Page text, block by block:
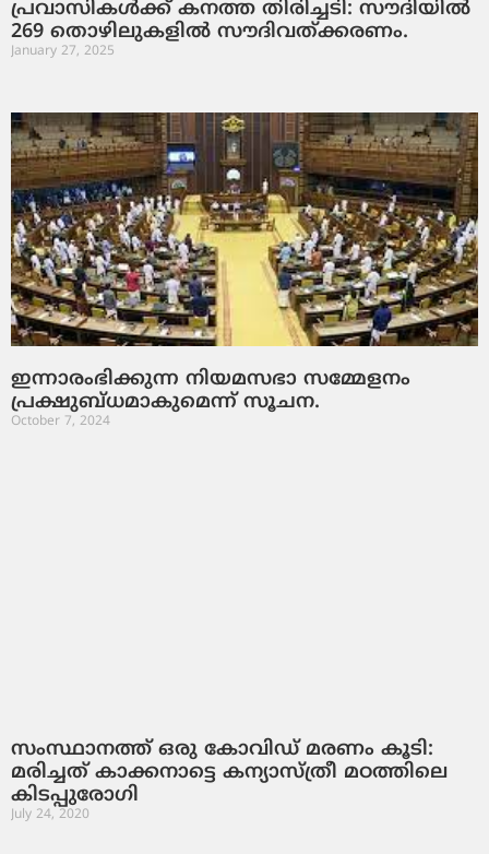
പ്രവാസികൾക്ക് കനത്ത തിരിച്ചടി: സൗദിയിൽ
269 തൊഴിലുകളിൽ സൗദിവത്ക്കരണം.
January 27, 2025
ഇന്നാരംഭിക്കുന്ന നിയമസഭാ സമ്മേളനം
പ്രക്ഷുബ്ധമാകുമെന്ന് സൂചന.
October 7, 2024
സംസ്ഥാനത്ത് ഒരു കോവിഡ് മരണം കൂടി:
മരിച്ചത് കാക്കനാട്ടെ കന്യാസ്ത്രീ മഠത്തിലെ
കിടപ്പുരോഗി
July 24, 2020